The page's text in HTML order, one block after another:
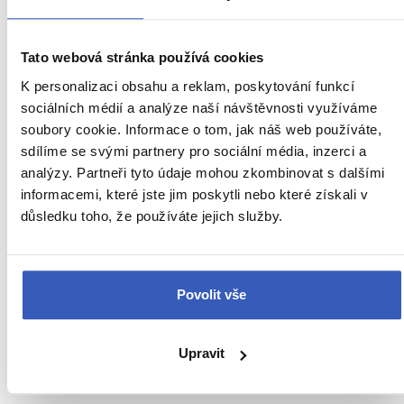
Tato webová stránka používá cookies
K personalizaci obsahu a reklam, poskytování funkcí
sociálních médií a analýze naší návštěvnosti využíváme
soubory cookie. Informace o tom, jak náš web používáte,
sdílíme se svými partnery pro sociální média, inzerci a
analýzy. Partneři tyto údaje mohou zkombinovat s dalšími
informacemi, které jste jim poskytli nebo které získali v
důsledku toho, že používáte jejich služby.
Povolit vše
Upravit
Oblíbená místa
Havana: výtečný rum, doutníky, veteráni a